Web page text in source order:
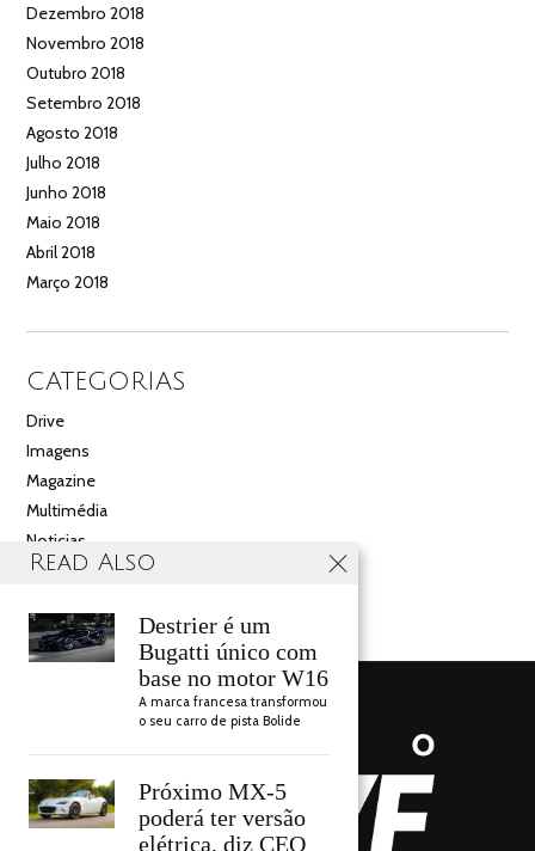
Dezembro 2018
Novembro 2018
Outubro 2018
Setembro 2018
Agosto 2018
Julho 2018
Junho 2018
Maio 2018
Abril 2018
Março 2018
CATEGORIAS
Drive
Imagens
Magazine
Multimédia
Noticias
Salão
Read Also
Destrier é um
Bugatti único com
base no motor W16
A marca francesa transformou
o seu carro de pista Bolide
Próximo MX-5
poderá ter versão
elétrica, diz CEO